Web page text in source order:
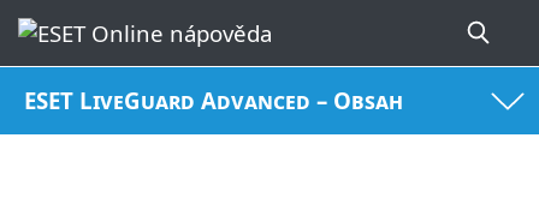
ESET LiveGuard Advanced – Obsah